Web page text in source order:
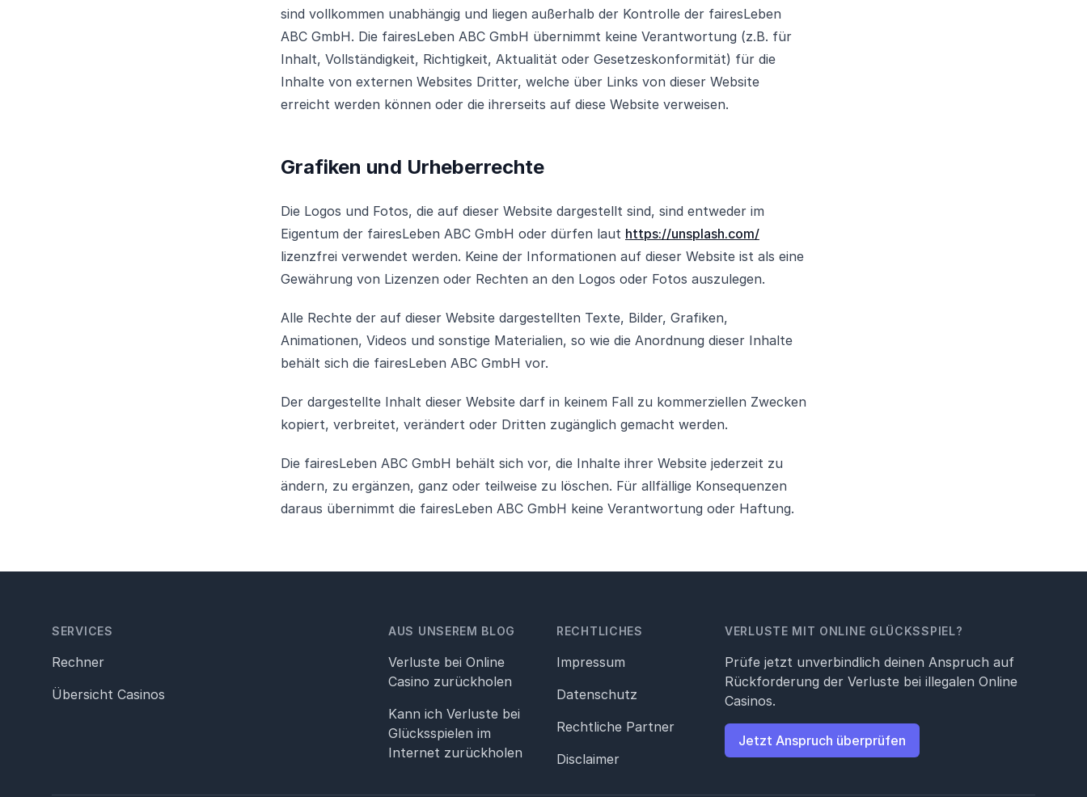
sind vollkommen unabhängig und liegen außerhalb der Kontrolle der fairesLeben
ABC GmbH. Die fairesLeben ABC GmbH übernimmt keine Verantwortung (z.B. für
Inhalt, Vollständigkeit, Richtigkeit, Aktualität oder Gesetzeskonformität) für die
Inhalte von externen Websites Dritter, welche über Links von dieser Website
erreicht werden können oder die ihrerseits auf diese Website verweisen.
Grafiken und Urheberrechte
Die Logos und Fotos, die auf dieser Website dargestellt sind, sind entweder im
Eigentum der fairesLeben ABC GmbH oder dürfen laut https://unsplash.com/
lizenzfrei verwendet werden. Keine der Informationen auf dieser Website ist als eine
Gewährung von Lizenzen oder Rechten an den Logos oder Fotos auszulegen.
Alle Rechte der auf dieser Website dargestellten Texte, Bilder, Grafiken,
Animationen, Videos und sonstige Materialien, so wie die Anordnung dieser Inhalte
behält sich die fairesLeben ABC GmbH vor.
Der dargestellte Inhalt dieser Website darf in keinem Fall zu kommerziellen Zwecken
kopiert, verbreitet, verändert oder Dritten zugänglich gemacht werden.
Die fairesLeben ABC GmbH behält sich vor, die Inhalte ihrer Website jederzeit zu
ändern, zu ergänzen, ganz oder teilweise zu löschen. Für allfällige Konsequenzen
daraus übernimmt die fairesLeben ABC GmbH keine Verantwortung oder Haftung.
SERVICES
Rechner
Übersicht Casinos
AUS UNSEREM BLOG
Verluste bei Online
Casino zurückholen
Kann ich Verluste bei
Glücksspielen im
Internet zurückholen
RECHTLICHES
Impressum
Datenschutz
Rechtliche Partner
Disclaimer
VERLUSTE MIT ONLINE GLÜCKSSPIEL?
Prüfe jetzt unverbindlich deinen Anspruch auf
Rückforderung der Verluste bei illegalen Online
Casinos.
Jetzt Anspruch überprüfen